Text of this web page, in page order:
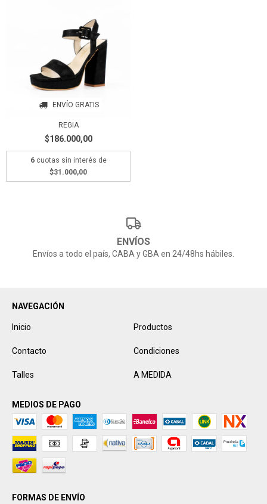
ENVÍO GRATIS
REGIA
$186.000,00
6 cuotas sin interés de
$31.000,00
ENVÍOS
Envíos a todo el país, CABA y GBA en 24/48hs hábiles.
NAVEGACIÓN
Inicio Productos
Contacto Condiciones
Talles A MEDIDA
MEDIOS DE PAGO
FORMAS DE ENVÍO